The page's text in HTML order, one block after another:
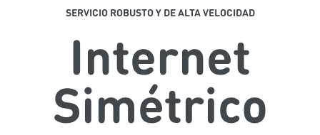
SERVICIO ROBUSTO Y DE ALTA VELOCIDAD
Internet
Simétrico